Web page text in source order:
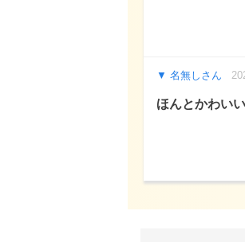
名無しさん
ほんとかわいい